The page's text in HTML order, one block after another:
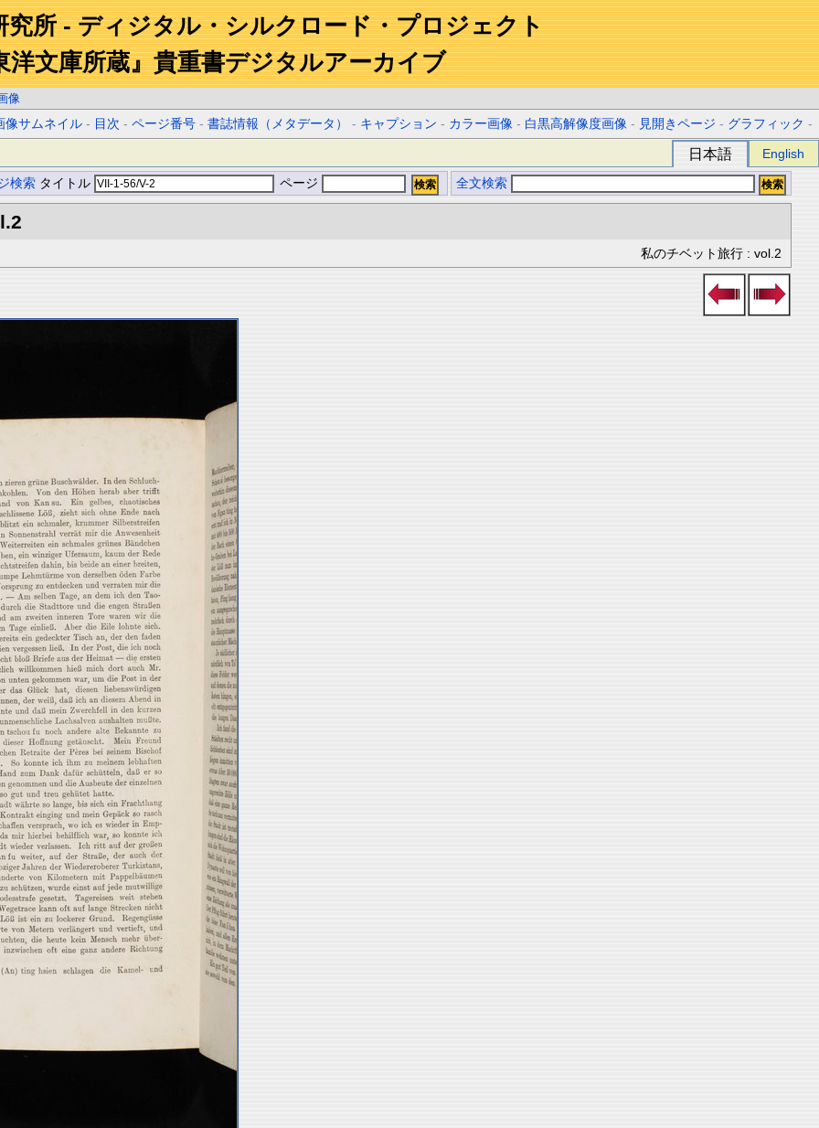
究所 - ディジタル・シルクロード・プロジェクト
洋文庫所蔵』貴重書デジタルアーカイブ
像
像サムネイル - 目次 -ページ番号 -書誌情報（メタデータ） - キャプション - カラー画像 - 白黒高解像度画像 - 見開きページ - グラフィック -
日本語 English
検索 タイトル ページ 全文検索
私のチベット旅行 : vol.2